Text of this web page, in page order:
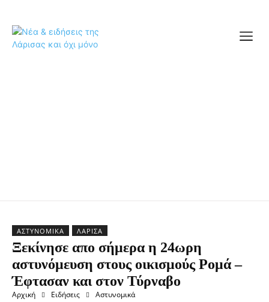
ΑΣΤΥΝΟΜΙΚΆ ΛΆΡΙΣΑ
Ξεκίνησε απο σήμερα η 24ωρη
αστυνόμευση στους οικισμούς Ρομά –
Έφτασαν και στον Τύρναβο
Αρχική Ειδήσεις Αστυνομικά